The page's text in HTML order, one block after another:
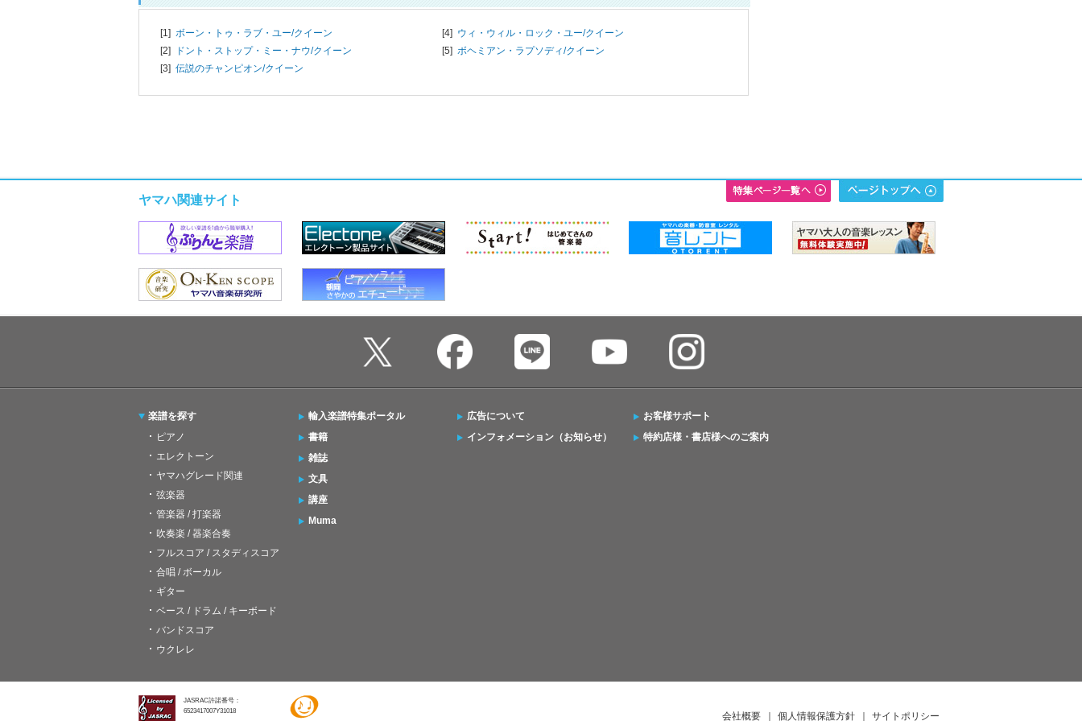
[1] ボーン・トゥ・ラブ・ユー/クイーン
[2]
ドント・ストップ・ミー・ナウ/クイーン
[3] 伝説のチャンピオン/クイーン
[4] ウィ・ウィル・ロック・ユー/クイーン
[5] ボヘミアン・ラプソディ/クイーン
ヤマハ関連サイト
楽譜を探す
ピアノ
エレクトーン
ヤマハグレード関連
弦楽器
管楽器 / 打楽器
吹奏楽 / 器楽合奏
フルスコア / スタディスコア
合唱 / ボーカル
ギター
ベース / ドラム / キーボード
バンドスコア
ウクレレ
輸入楽譜特集ポータル
書籍
雑誌
文具
講座
Muma
広告について
インフォメーション（お知らせ）
お客様サポート
特約店様・書店様へのご案内
JASRAC許諾番号：
6523417007Y31018
会社概要 ｜ 個人情報保護方針 ｜ サイトポリシー